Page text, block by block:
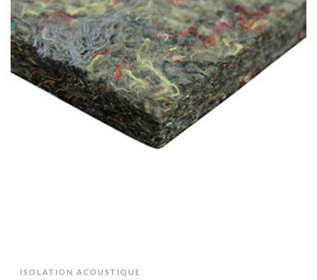
ISOLATION ACOUSTIQUE